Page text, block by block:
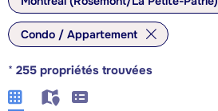
Condo / Appartement
* 255 propriétés trouvées